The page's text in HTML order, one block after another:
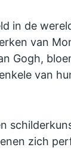
in de
van
Gogh,
van
zich